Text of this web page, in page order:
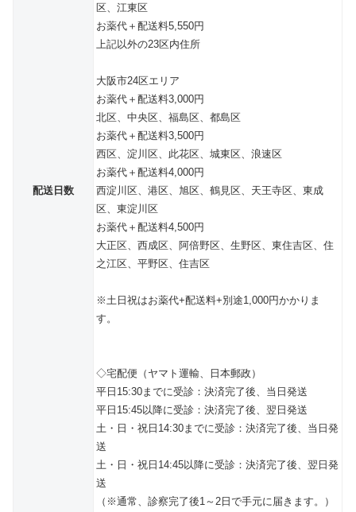
配送日数
区、江東区
お薬代＋配送料5,550円
上記以外の23区内住所
大阪市24区エリア
お薬代＋配送料3,000円
北区、中央区、福島区、都島区
お薬代＋配送料3,500円
西区、淀川区、此花区、城東区、浪速区
お薬代＋配送料4,000円
西淀川区、港区、旭区、鶴見区、天王寺区、東成
区、東淀川区
お薬代＋配送料4,500円
大正区、西成区、阿倍野区、生野区、東住吉区、住
之江区、平野区、住吉区
※土日祝はお薬代+配送料+別途1,000円かかりま
す。
◇宅配便（ヤマト運輸、日本郵政）
平日15:30までに受診：決済完了後、当日発送
平日15:45以降に受診：決済完了後、翌日発送
土・日・祝日14:30までに受診：決済完了後、当日発
送
土・日・祝日14:45以降に受診：決済完了後、翌日発
送
（※通常、診察完了後1～2日で手元に届きます。）